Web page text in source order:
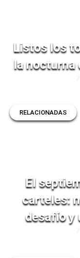
Listos los
la nocturna
RELACIONADAS
El
carteles:
desafío y